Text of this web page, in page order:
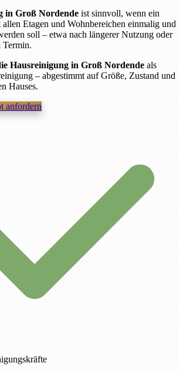
in Groß Nordende ist sinnvoll, wenn ein
Etagen und Wohnbereichen einmalig und
soll – etwa nach längerer Nutzung oder
Termin.
Hausreinigung in Groß Nordende als
– abgestimmt auf Größe, Zustand und
Hauses.
anfordern